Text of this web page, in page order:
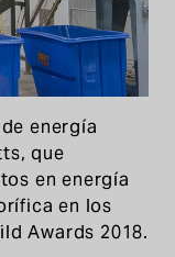
energía
que
en energía
en los
Awards 2018.